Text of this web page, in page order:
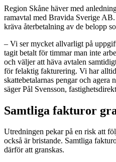
Region Skåne häver med
ramavtal med Bravida Sverige
kräva återbetalning av de belopp
– Vi ser mycket allvarligt på
tagit betalt för timmar man inte
och väljer att häva avtalen
för felaktig fakturering. Vi har
skattebetalarnas pengar och agera
säger Pål Svensson,
Samtliga fakturor
Utredningen pekar på en risk att
också är bristande. Samtliga
därför att granskas.